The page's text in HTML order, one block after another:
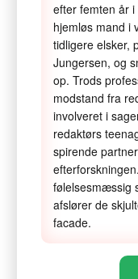
efter femten år
hjemløs mand i
tidligere elsker,
Jungersen, og
op. Trods
modstand fra
involveret i
redaktørs
spirende
følelsesmæssig
afslører de
facade.